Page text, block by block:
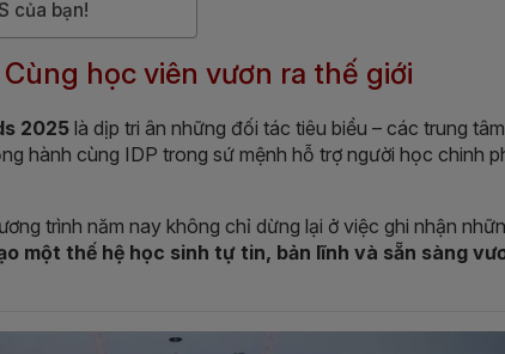
của bạn!
học viên vươn ra thế giới
2025 là dịp tri ân những đối tác tiêu biểu – các trung
hành cùng IDP trong sứ mệnh hỗ trợ người học chinh
trình năm nay không chỉ dừng lại ở việc ghi nhận
một thế hệ học sinh tự tin, bản lĩnh và sẵn sàng